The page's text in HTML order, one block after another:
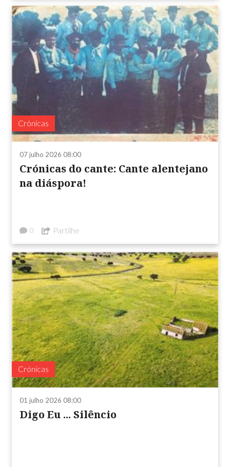
Crónicas
07 julho 2026 08:00
Crónicas do cante: Cante alentejano
na diáspora!
0 Partilhe
Crónicas
01 julho 2026 08:00
Digo Eu ... Silêncio